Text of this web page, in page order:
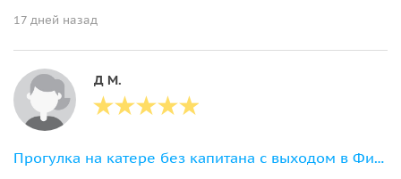
17 дней назад
Д М.
Прогулка на катере без капитана с выходом в Финский залив